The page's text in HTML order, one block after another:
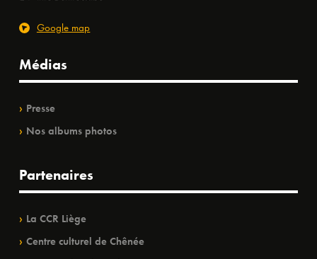
Google map
Médias
Presse
Nos albums photos
Partenaires
La CCR Liège
Centre culturel de Chênée